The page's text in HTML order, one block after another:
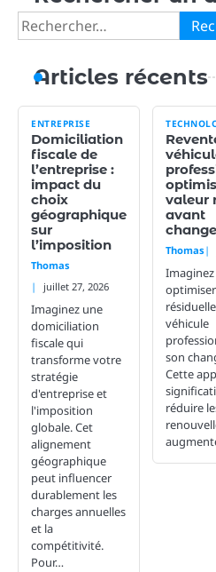
Rechercher :
Articles récents
ENTREPRISE
Domiciliation
fiscale de
l’entreprise :
impact du
choix
géographique
sur
l’imposition
Thomas
juillet 27, 2026
Imaginez une
domiciliation
fiscale qui
transforme votre
stratégie
d'entreprise et
l'imposition
globale. Cet
alignement
géographique
peut influencer
durablement les
charges annuelles
et la
compétitivité.
Pour…
valeur
avant
Thomas
véhicule
son
Cette
réduire